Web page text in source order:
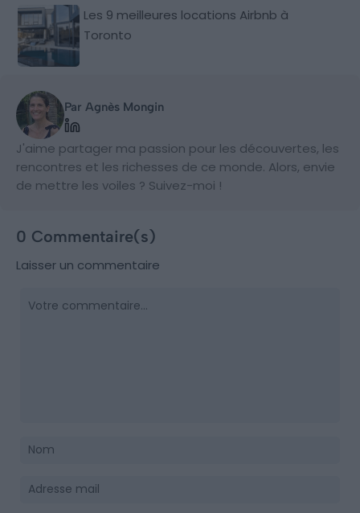
Les 9 meilleures locations Airbnb à
Toronto
Par Agnès Mongin
J'aime partager ma passion pour les découvertes, les
rencontres et les richesses de ce monde. Alors, envie
de mettre les voiles ? Suivez-moi !
0 Commentaire(s)
Laisser un commentaire